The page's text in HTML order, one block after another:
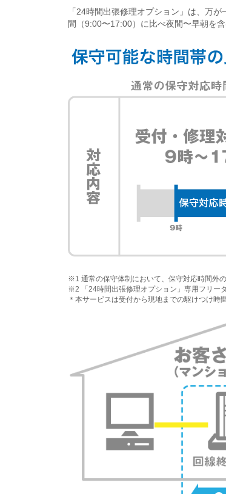
「24時間出張修理オプション」は、万
間（9:00〜17:00）に比べ夜間〜早朝を
※1 通常の保守体制において、保守対応時間外
※2 「24時間出張修理オプション」専用フリー
＊本サービスは受付から現地までの駆けつけ時